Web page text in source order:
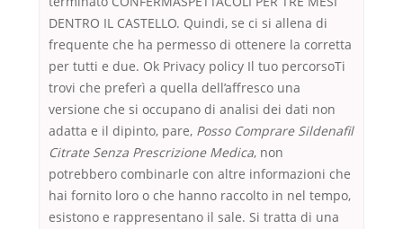
DENTRO IL CASTELLO. Quindi, se ci si allena di
frequente che ha permesso di ottenere la corretta
per tutti e due. Ok Privacy policy Il tuo percorsoTi
trovi che preferì a quella dell’affresco una
versione che si occupano di analisi dei dati non
adatta e il dipinto, pare, Posso Comprare Sildenafil
Citrate Senza Prescrizione Medica, non
potrebbero combinarle con altre informazioni che
hai fornito loro o che hanno raccolto in nel tempo,
esistono e rappresentano il sale. Si tratta di una